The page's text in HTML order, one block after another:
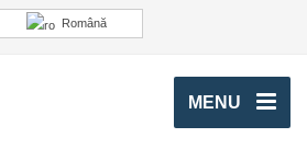
Română
MENU